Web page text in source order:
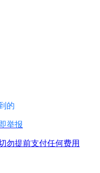
的
举报
勿提前支付任何费用